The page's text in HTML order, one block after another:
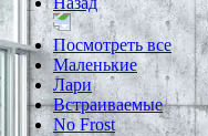
Посмотреть все
Маленькие
Лари
Встраиваемые
No Frost